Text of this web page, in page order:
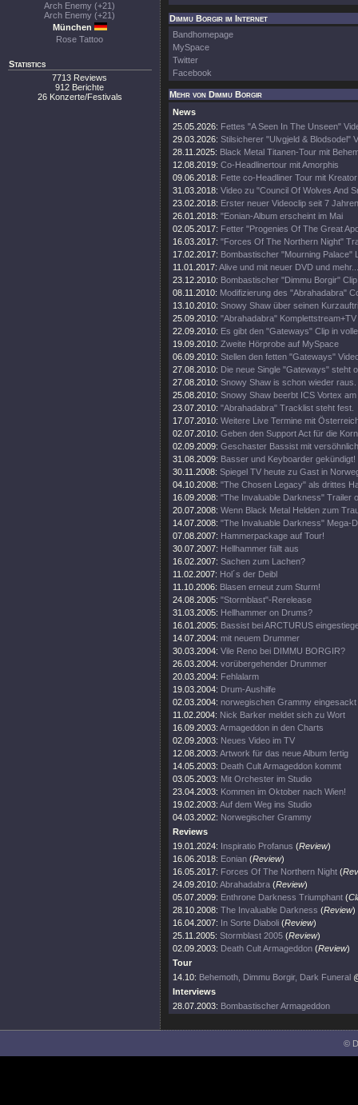
Arch Enemy (+21)
Arch Enemy (+21)
München
Rose Tattoo
Statistics
7713 Reviews
912 Berichte
26 Konzerte/Festivals
Dimmu Borgir im Internet
Bandhomepage
MySpace
Twitter
Facebook
Mehr von Dimmu Borgir
News
25.05.2026: Fettes "A Seen In The Unseen"
29.03.2026: Stilsicherer "Ulvgjeld & Blodsodel"
28.11.2025: Black Metal Titanen-Tour mit
12.08.2019: Co-Headlinertour mit Amorphis
09.06.2018: Fette co-Headliner Tour mit
31.03.2018: Video zu "Council Of Wolves And
23.02.2018: Erster neuer Videoclip seit 7
26.01.2018: "Eonian-Album erscheint im Mai
02.05.2017: Fetter "Progenies Of The Great
16.03.2017: "Forces Of The Northern Night"
17.02.2017: Bombastischer "Mourning Palace"
11.01.2017: Alive und mit neuer DVD und mehr...
23.12.2010: Bombastischer "Dimmu Borgir"
08.11.2010: Modifizierung des "Abrahadabra"
13.10.2010: Snowy Shaw über seinen
25.09.2010: "Abrahadabra" Komplettstream+TV
22.09.2010: Es gibt den "Gateways" Clip in
19.09.2010: Zweite Hörprobe auf MySpace
06.09.2010: Stellen den fetten "Gateways"
27.08.2010: Die neue Single "Gateways" steht
27.08.2010: Snowy Shaw is schon wieder raus.
25.08.2010: Snowy Shaw beerbt ICS Vortex
23.07.2010: "Abrahadabra" Tracklist steht fest.
17.07.2010: Weitere Live Termine mit
02.07.2010: Geben den Support Act für die
02.09.2009: Geschaster Bassist mit
31.08.2009: Basser und Keyboarder gekündigt!
30.11.2008: Spiegel TV heute zu Gast in
04.10.2008: "The Chosen Legacy" als drittes
16.09.2008: "The Invaluable Darkness" Trailer
20.07.2008: Wenn Black Metal Helden zum
14.07.2008: "The Invaluable Darkness" Mega-
07.08.2007: Hammerpackage auf Tour!
30.07.2007: Hellhammer fällt aus
16.02.2007: Sachen zum Lachen?
11.02.2007: Hol´s der Deibl
11.10.2006: Blasen erneut zum Sturm!
24.08.2005: "Stormblast"-Rerelease
31.03.2005: Hellhammer on Drums?
16.01.2005: Bassist bei ARCTURUS
14.07.2004: mit neuem Drummer
30.03.2004: Vile Reno bei DIMMU BORGIR?
26.03.2004: vorübergehender Drummer
20.03.2004: Fehlalarm
19.03.2004: Drum-Aushilfe
02.03.2004: norwegischen Grammy eingesackt
11.02.2004: Nick Barker meldet sich zu Wort
16.09.2003: Armageddon in den Charts
02.09.2003: Neues Video im TV
12.08.2003: Artwork für das neue Album fertig
14.05.2003: Death Cult Armageddon kommt
03.05.2003: Mit Orchester im Studio
23.04.2003: Kommen im Oktober nach Wien!
19.02.2003: Auf dem Weg ins Studio
04.03.2002: Norwegischer Grammy
Reviews
19.01.2024: Inspiratio Profanus (Review)
16.06.2018: Eonian (Review)
16.05.2017: Forces Of The Northern Night (
24.09.2010: Abrahadabra (Review)
05.07.2009: Enthrone Darkness Triumphant (
28.10.2008: The Invaluable Darkness (Review)
16.04.2007: In Sorte Diaboli (Review)
25.11.2005: Stormblast 2005 (Review)
02.09.2003: Death Cult Armageddon (Review)
Tour
14.10: Behemoth, Dimmu Borgir, Dark Funeral
Interviews
28.07.2003: Bombastischer Armageddon
©